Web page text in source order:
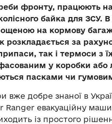
фронту, працюють
байка для ЗСУ.
на кормову
за
так і термоси з
у коробки або
пасками чи
вже добре знаної в
Ranger евакуаційну
із простого